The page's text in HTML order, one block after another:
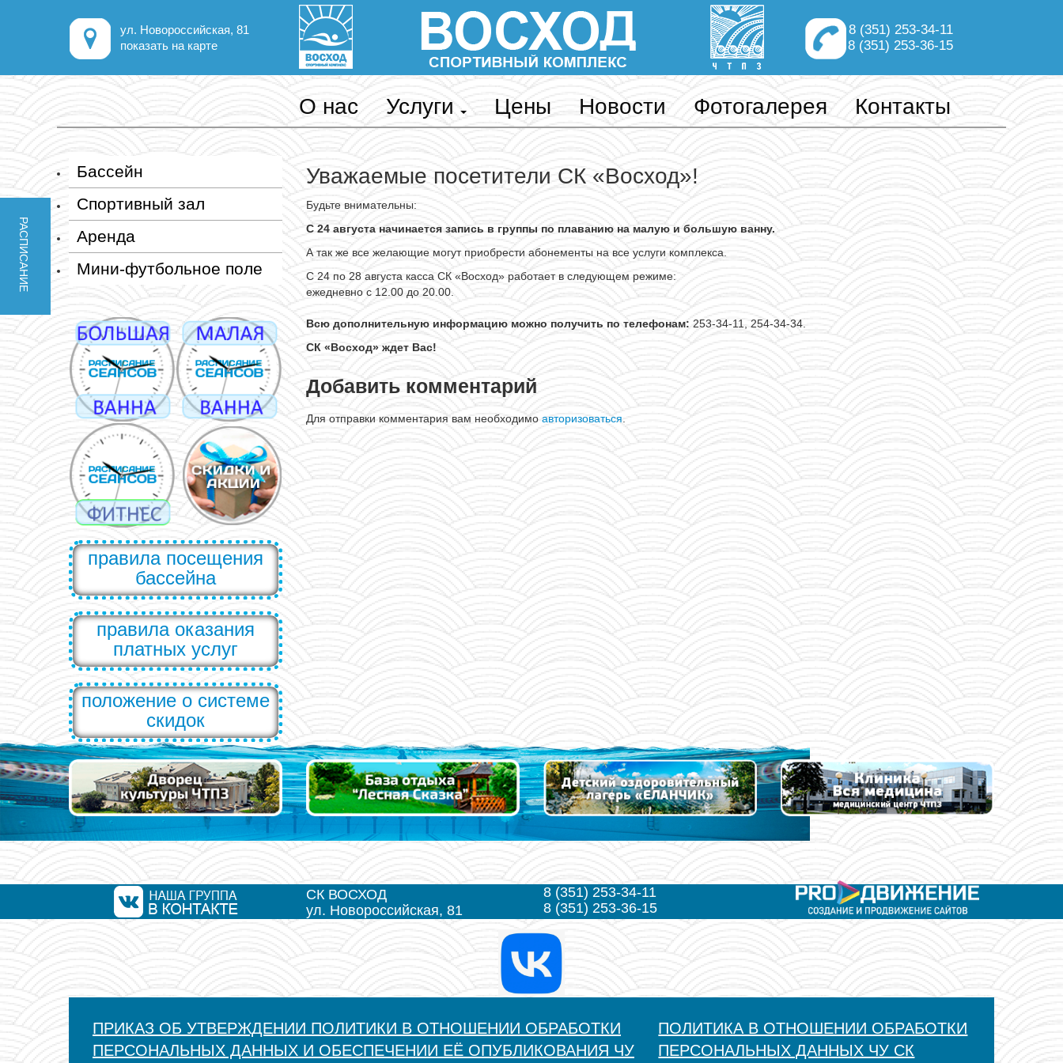
ул. Новороссийская, 81
показать на карте
8 (351) 253-34-11
8 (351) 253-36-15
О нас Услуги Цены Новости Фотогалерея Контакты
РАСПИСАНИЕ
Бассейн
Спортивный зал
Аренда
Мини-футбольное поле
правила посещения
бассейна
правила оказания
платных услуг
положение о системе
скидок
Уважаемые посетители СК «Восход»!
Будьте внимательны:
С 24 августа начинается запись в группы по плаванию на малую и большую ванну.
А так же все желающие могут приобрести абонементы на все услуги комплекса.
С 24 по 28 августа касса СК «Восход» работает в следующем режиме:
ежедневно с 12.00 до 20.00.
Всю дополнительную информацию можно получить по телефонам: 253-34-11, 254-34-34.
СК «Восход» ждет Вас!
Добавить комментарий
Для отправки комментария вам необходимо авторизоваться
СК ВОСХОД
ул. Новороссийская, 81
8 (351) 253-34-11
8 (351) 253-36-15
ПРИКАЗ ОБ УТВЕРЖДЕНИИ ПОЛИТИКИ В ОТНОШЕНИИ ОБРАБОТКИ
ПЕРСОНАЛЬНЫХ ДАННЫХ И ОБЕСПЕЧЕНИИ ЕЁ ОПУБЛИКОВАНИЯ ЧУ
ПОЛИТИКА В ОТНОШЕНИИ ОБРАБОТКИ
ПЕРСОНАЛЬНЫХ ДАННЫХ ЧУ СК